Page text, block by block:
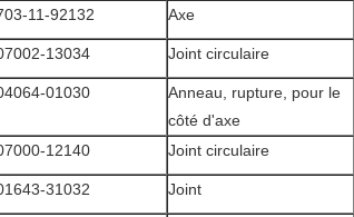
11-92132 Axe
13034 Joint circulaire
01030
Anneau, rupture, pour le
côté d'axe
12140 Joint circulaire
31032 Joint